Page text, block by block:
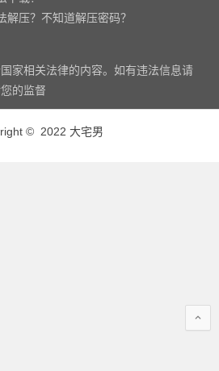
压？不知道解压密码？
家相关法律的内容。如有违法信息请
的监督
© 2022 大宅男